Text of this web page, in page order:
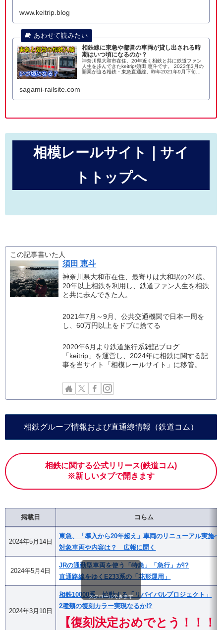
www.keitrip.blog
相鉄線に東急や都営の車両が貸し出される時
期はいつ頃になるのか？
神奈川県大和市在住、20年近く相鉄と共に鉄道ファン
人生を歩んできたkeitrip/須田 恵斗です。 2023年3月の
開業が迫る相鉄・東急直通線。昨年2021年9月下旬か
sagami-railsite.com
相模レールサイト｜サイ
トトップへ
この記事書いた人
須田 恵斗
神奈川県大和市在住、最寄りは大和駅の24歳。
20年以上相鉄を利用し、鉄道ファン人生を相鉄
と共に歩んできた人。
2021年7月～9月、公共交通機関で日本一周を
し、60万円以上をドブに捨てる
2020年6月より鉄道旅行系雑記ブログ
「keitrip」を運営し、2024年に相鉄に関する記
事を当サイト「相模レールサイト」に移管。
相鉄グループ情報および直通線情報（鉄道コム）
相鉄に関する公式リリース(鉄道コム)
※新しいタブで開きます
掲載日 コらム
2024年5月14日
東急、「導入から20年超え」車両のリニューアル実施へ
対象車両や内容は？ 広報に聞く
2024年5月4日
JRの通勤型車両を使う「特急」「急行」が!?
直通路線をゆくE233系の「花形運用」
2024年3月10日
相鉄10000系、始動する「リバイバルプロジェクト」
2種類の復刻カラー実現なるか!?
【復刻決定おめでとう！！！
スクロールできます